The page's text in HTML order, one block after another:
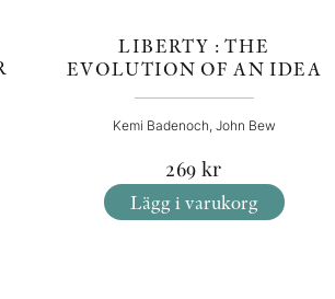
LIBERTY : THE
EVOLUTION OF AN IDEA
Kemi Badenoch, John Bew
269 kr
Lägg i varukorg